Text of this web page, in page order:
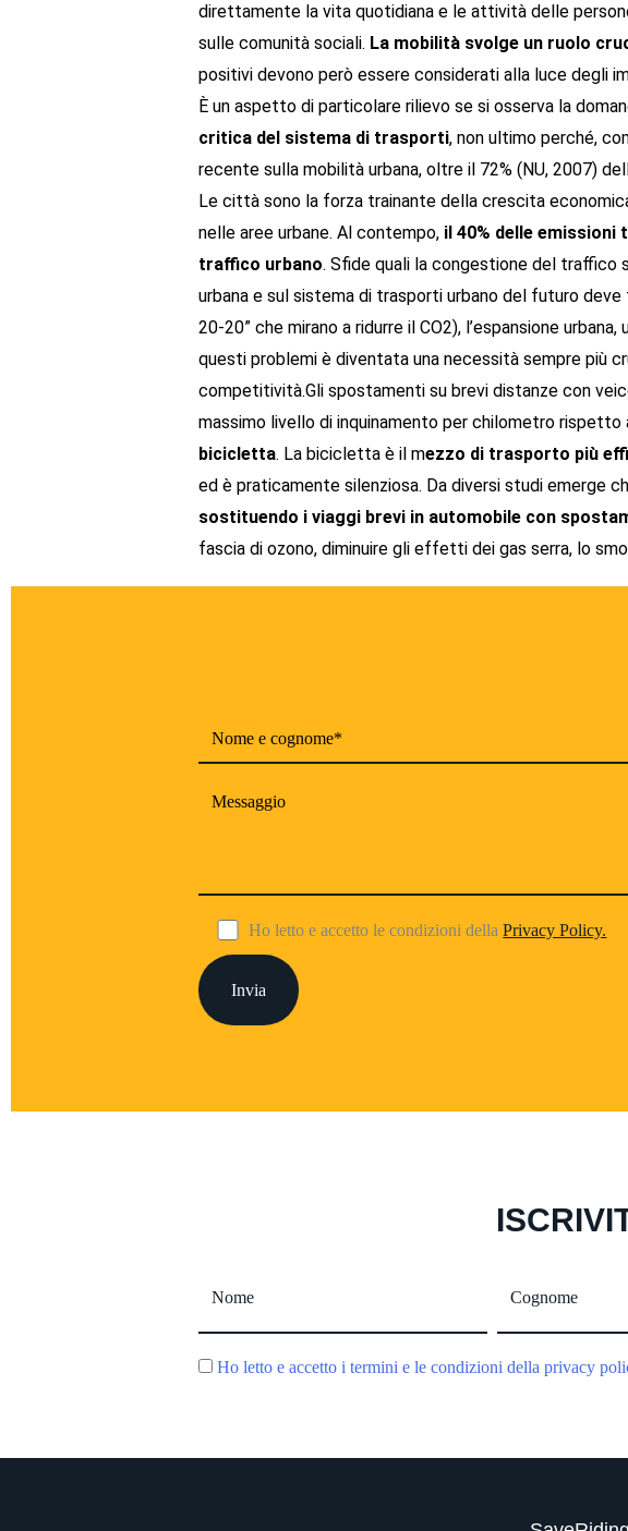
direttamente la vita quotidiana e le attività delle
sulle comunità sociali. La mobilità svolge un ruolo
positivi devono però essere considerati alla luce degli
È un aspetto di particolare rilievo se si osserva la
critica del sistema di trasporti, non ultimo perché,
recente sulla mobilità urbana, oltre il 72% (NU, 2007)
Le città sono la forza trainante della crescita
nelle aree urbane. Al contempo, il 40% delle emissioni
traffico urbano. Sfide quali la congestione del traffico
urbana e sul sistema di trasporti urbano del futuro
20-20” che mirano a ridurre il CO2), l’espansione
questi problemi è diventata una necessità sempre più
competitività.Gli spostamenti su brevi distanze con
massimo livello di inquinamento per chilometro rispetto
bicicletta. La bicicletta è il mezzo di trasporto più
ed è praticamente silenziosa. Da diversi studi emerge
sostituendo i viaggi brevi in automobile con
fascia di ozono, diminuire gli effetti dei gas serra, lo
Ho letto e accetto le condizioni dellaPrivacy Policy.
Ho letto e accetto i termini e le condizioni della privacy